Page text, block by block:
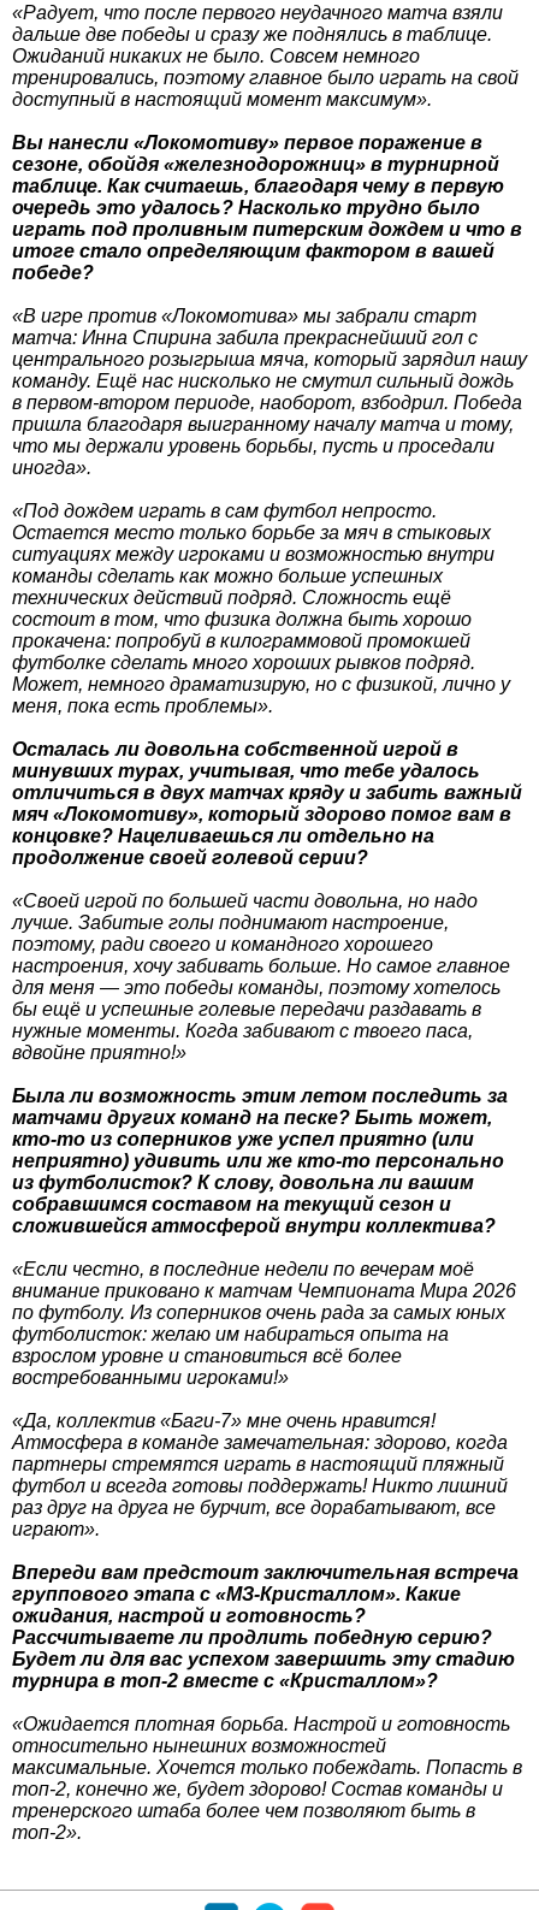
«Радует, что после первого неудачного матча взяли
дальше две победы и сразу же поднялись в таблице.
Ожиданий никаких не было. Совсем немного
тренировались, поэтому главное было играть на свой
доступный в настоящий момент максимум».
Вы нанесли «Локомотиву» первое поражение в
сезоне, обойдя «железнодорожниц» в турнирной
таблице. Как считаешь, благодаря чему в первую
очередь это удалось? Насколько трудно было
играть под проливным питерским дождем и что в
итоге стало определяющим фактором в вашей
победе?
«В игре против «Локомотива» мы забрали старт
матча: Инна Спирина забила прекраснейший гол с
центрального розыгрыша мяча, который зарядил нашу
команду. Ещё нас нисколько не смутил сильный дождь
в первом-втором периоде, наоборот, взбодрил. Победа
пришла благодаря выигранному началу матча и тому,
что мы держали уровень борьбы, пусть и проседали
иногда».
«Под дождем играть в сам футбол непросто.
Остается место только борьбе за мяч в стыковых
ситуациях между игроками и возможностью внутри
команды сделать как можно больше успешных
технических действий подряд. Сложность ещё
состоит в том, что физика должна быть хорошо
прокачена: попробуй в килограммовой промокшей
футболке сделать много хороших рывков подряд.
Может, немного драматизирую, но с физикой, лично у
меня, пока есть проблемы».
Осталась ли довольна собственной игрой в
минувших турах, учитывая, что тебе удалось
отличиться в двух матчах кряду и забить важный
мяч «Локомотиву», который здорово помог вам в
концовке? Нацеливаешься ли отдельно на
продолжение своей голевой серии?
«Своей игрой по большей части довольна, но надо
лучше. Забитые голы поднимают настроение,
поэтому, ради своего и командного хорошего
настроения, хочу забивать больше. Но самое главное
для меня — это победы команды, поэтому хотелось
бы ещё и успешные голевые передачи раздавать в
нужные моменты. Когда забивают с твоего паса,
вдвойне приятно!»
Была ли возможность этим летом последить за
матчами других команд на песке? Быть может,
кто-то из соперников уже успел приятно (или
неприятно) удивить или же кто-то персонально
из футболисток? К слову, довольна ли вашим
собравшимся составом на текущий сезон и
сложившейся атмосферой внутри коллектива?
«Если честно, в последние недели по вечерам моё
внимание приковано к матчам Чемпионата Мира 2026
по футболу. Из соперников очень рада за самых юных
футболисток: желаю им набираться опыта на
взрослом уровне и становиться всё более
востребованными игроками!»
«Да, коллектив «Баги-7» мне очень нравится!
Атмосфера в команде замечательная: здорово, когда
партнеры стремятся играть в настоящий пляжный
футбол и всегда готовы поддержать! Никто лишний
раз друг на друга не бурчит, все дорабатывают, все
играют».
Впереди вам предстоит заключительная встреча
группового этапа с «МЗ-Кристаллом». Какие
ожидания, настрой и готовность?
Рассчитываете ли продлить победную серию?
Будет ли для вас успехом завершить эту стадию
турнира в топ-2 вместе с «Кристаллом»?
«Ожидается плотная борьба. Настрой и готовность
относительно нынешних возможностей
максимальные. Хочется только побеждать. Попасть в
топ-2, конечно же, будет здорово! Состав команды и
тренерского штаба более чем позволяют быть в
топ-2».